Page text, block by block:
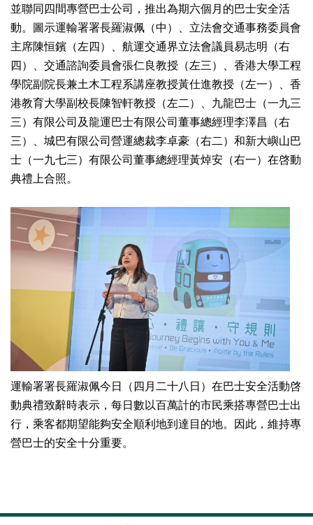
並聯同四間專營巴士公司，推出為期六個月的巴士安全活
動。圖示運輸署署長羅淑佩（中）、立法會交通事務委員會
主席陳恒鑌（左四）、航運交通界立法會議員易志明（右
四）、交通諮詢委員會張仁良教授（左三）、香港大學工程
學院副院長兼土木工程系講座教授黃仕進教授（左一）、香
港教育大學副校長陳智軒教授（左二）、九龍巴士（一九三
三）有限公司及龍運巴士有限公司董事總經理李澤昌（右
三）、城巴有限公司營運總裁李卓豪（右二）和新大嶼山巴
士（一九七三）有限公司董事總經理黃焯安（右一）在啓動
典禮上合照。
運輸署署長羅淑佩今日（四月二十八日）在巴士安全活動啓
動典禮致辭時表示，每日數以百萬計的市民乘搭專營巴士出
行，乘客都期望能夠安全順利地到達目的地。因此，維持專
營巴士的安全十分重要。